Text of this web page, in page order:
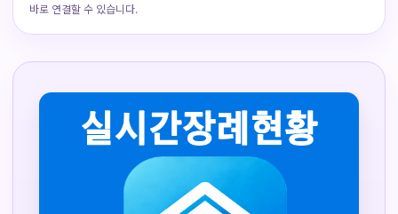
바로 연결할 수 있습니다.